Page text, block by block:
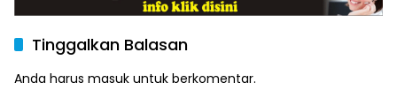
Tinggalkan Balasan
Anda harus masuk untuk berkomentar.